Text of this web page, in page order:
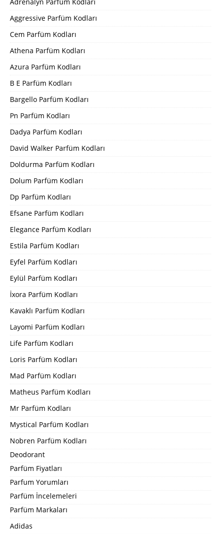
Aggressive Parfüm Kodları
Cem Parfüm Kodları
Athena Parfüm Kodları
Azura Parfüm Kodları
B E Parfüm Kodları
Bargello Parfüm Kodları
Pn Parfüm Kodları
Dadya Parfüm Kodları
David Walker Parfüm Kodları
Doldurma Parfüm Kodları
Dolum Parfüm Kodları
Dp Parfüm Kodları
Efsane Parfüm Kodları
Elegance Parfüm Kodları
Estila Parfüm Kodları
Eyfel Parfüm Kodları
Eylül Parfüm Kodları
İxora Parfüm Kodları
Kavaklı Parfüm Kodları
Layomi Parfüm Kodları
Life Parfüm Kodları
Loris Parfüm Kodları
Mad Parfüm Kodları
Matheus Parfüm Kodları
Mr Parfüm Kodları
Mystical Parfüm Kodları
Nobren Parfüm Kodları
Deodorant
Parfüm Fiyatları
Parfum Yorumları
Parfüm İncelemeleri
Parfüm Markaları
Adidas